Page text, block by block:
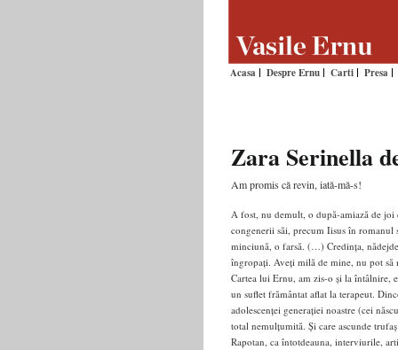
Acasa Despre Ernu Carti Presa
Zara Serinella
Am promis că revin, iată-mă-s!
A fost, nu demult, o după-amiază de
congenerii săi, precum Iisus în
minciună, o farsă. (…) Credința,
îngropați. Aveți milă de mine, nu pot
Cartea lui Ernu, am zis-o și la întâlnire,
un suflet frământat aflat la terapeut.
adolescenței generației noastre (cei
total nemulțumită. Și care ascunde
Rapotan, ca întotdeauna, interviurile,